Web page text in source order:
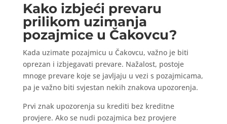
Kako izbjeći prevaru
prilikom uzimanja
pozajmice u Čakovcu?
Kada uzimate pozajmicu u Čakovcu, važno je biti
oprezan i izbjegavati prevare. Nažalost, postoje
mnoge prevare koje se javljaju u vezi s pozajmicama,
pa je važno biti svjestan nekih znakova upozorenja.
Prvi znak upozorenja su krediti bez kreditne
provjere. Ako se nudi pozajmica bez provjere